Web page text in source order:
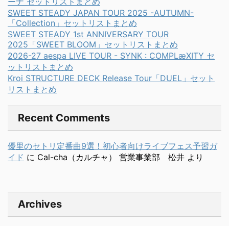
SWEET STEADY JAPAN TOUR 2025 -AUTUMN-
「Collection」セットリストまとめ
SWEET STEADY 1st ANNIVERSARY TOUR
2025「SWEET BLOOM」セットリストまとめ
2026-27 aespa LIVE TOUR - SYNK : COMPLæXITY セ
ットリストまとめ
Kroi STRUCTURE DECK Release Tour「DUEL」セット
リストまとめ
Recent Comments
優里のセトリ定番曲9選！初心者向けライブフェス予習ガ
イド に Cal-cha（カルチャ） 営業事業部 松井 より
Archives